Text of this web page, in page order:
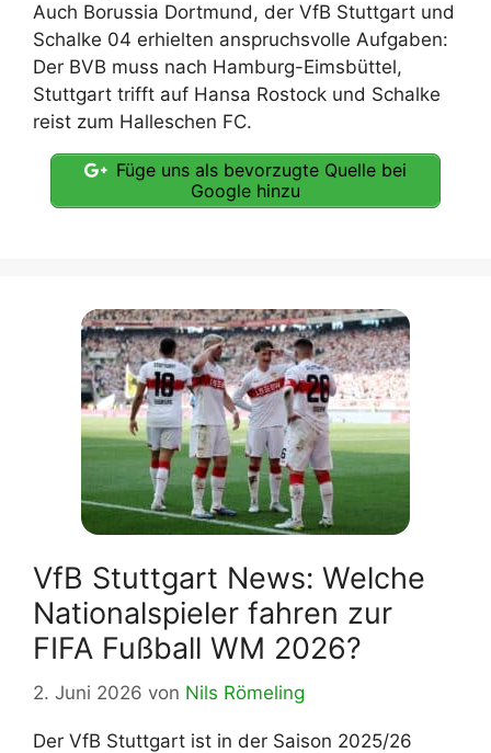
Auch Borussia Dortmund, der VfB Stuttgart und
Schalke 04 erhielten anspruchsvolle Aufgaben:
Der BVB muss nach Hamburg-Eimsbüttel,
Stuttgart trifft auf Hansa Rostock und Schalke
reist zum Halleschen FC.
Füge uns als bevorzugte Quelle bei
Google hinzu
VfB Stuttgart News: Welche
Nationalspieler fahren zur
FIFA Fußball WM 2026?
2. Juni 2026 von Nils Römeling
Der VfB Stuttgart ist in der Saison 2025/26